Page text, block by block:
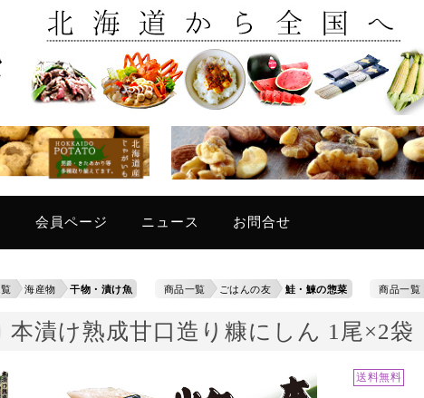
只今、カートに
会員ページ ニュース お問合せ
海産物 干物・漬け魚 商品一覧 ごはんの友 鮭・鰊の惣菜 商品一覧
本漬け熟成甘口造り糠にしん 1尾×2袋
送料無料